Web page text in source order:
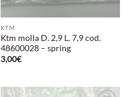
KTM
Ktm molla D. 2,9 L. 7,9 cod.
48600028 – spring
3,00€